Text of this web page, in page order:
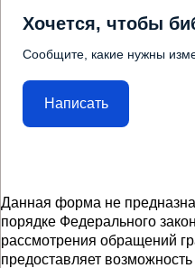
Хочется, чтобы
Сообщите, какие нужны
Написать
Данная форма не
порядке Федерального
рассмотрения обращений
предоставляет